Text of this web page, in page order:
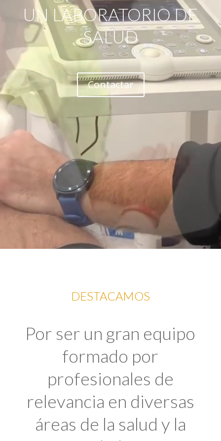
UN LABORATORIO DE
SALUD
Contactar
DESTACAMOS
Por ser un gran equipo
formado por
profesionales de
relevancia en diversas
áreas de la salud y la